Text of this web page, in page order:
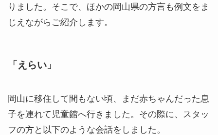
りました。そこで、ほかの岡山県の方言も例文をま
じえながらご紹介します。
「えらい」
岡山に移住して間もない頃、まだ赤ちゃんだった息
子を連れて児童館へ行きました。その際に、スタッ
フの方と以下のような会話をしました。